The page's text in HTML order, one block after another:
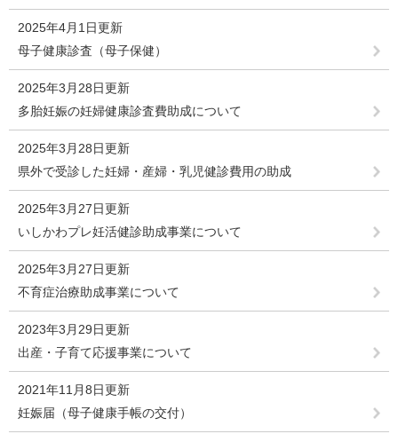
2025年4月1日更新
母子健康診査（母子保健）
2025年3月28日更新
多胎妊娠の妊婦健康診査費助成について
2025年3月28日更新
県外で受診した妊婦・産婦・乳児健診費用の助成
2025年3月27日更新
いしかわプレ妊活健診助成事業について
2025年3月27日更新
不育症治療助成事業について
2023年3月29日更新
出産・子育て応援事業について
2021年11月8日更新
妊娠届（母子健康手帳の交付）